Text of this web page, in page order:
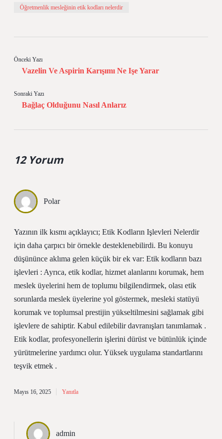
Öğretmenlik mesleğinin etik kodları nelerdir
Önceki Yazı
Vazelin Ve Aspirin Karışımı Ne Işe Yarar
Sonraki Yazı
Bağlaç Olduğunu Nasıl Anlarız
12 Yorum
Polar
Yazının ilk kısmı açıklayıcı; Etik Kodların Işlevleri Nelerdir
için daha çarpıcı bir örnekle desteklenebilirdi. Bu konuyu
düşününce aklıma gelen küçük bir ek var: Etik kodların bazı
işlevleri : Ayrıca, etik kodlar, hizmet alanlarını korumak, hem
meslek üyelerini hem de toplumu bilgilendirmek, olası etik
sorunlarda meslek üyelerine yol göstermek, mesleki statüyü
korumak ve toplumsal prestijin yükseltilmesini sağlamak gibi
işlevlere de sahiptir. Kabul edilebilir davranışları tanımlamak .
Etik kodlar, profesyonellerin işlerini dürüst ve bütünlük içinde
yürütmelerine yardımcı olur. Yüksek uygulama standartlarını
teşvik etmek .
Mayıs 16, 2025 Yanıtla
admin